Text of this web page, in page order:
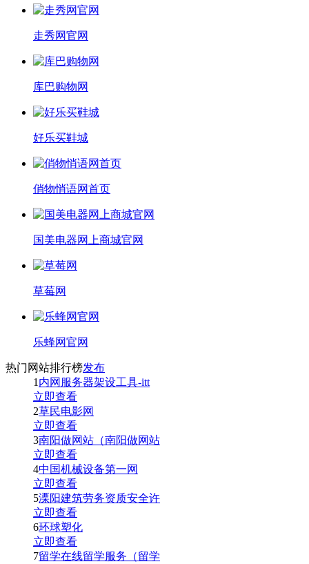
走秀网官网
库巴购物网
好乐买鞋城
俏物悄语网首页
国美电器网上商城官网
草莓网
乐蜂网官网
热门网站排行榜发布
1 内网服务器架设工具-itt
立即查看
2草民电影网
立即查看
3南阳做网站（南阳做网站
立即查看
4中国机械设备第一网
立即查看
5溧阳建筑劳务资质安全许
立即查看
6环球塑化
立即查看
7留学在线留学服务（留学